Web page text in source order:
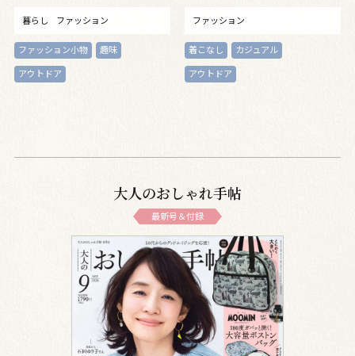
暮らし ファッション
ファッション小物
趣味
アウトドア
ファッション
着こなし
カジュアル
アウトドア
大人のおしゃれ手帖
最新号＆付録